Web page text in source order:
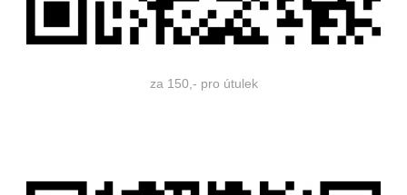
za 150,- pro útulek